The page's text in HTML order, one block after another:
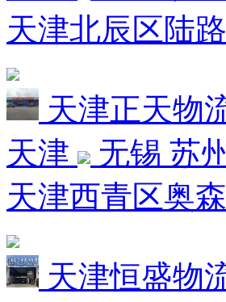
天津北辰区陆
天津正天物
天津
无锡 苏
天津西青区奥
天津恒盛物